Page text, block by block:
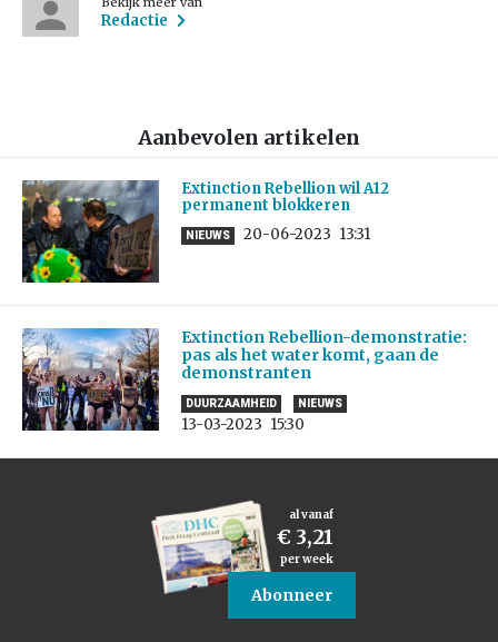
Redactie
Aanbevolen artikelen
Extinction Rebellion wil A12
permanent blokkeren
NIEUWS 20-06-2023 13:31
Extinction Rebellion-demonstratie:
pas als het water komt, gaan de
demonstranten
DUURZAAMHEID NIEUWS
13-03-2023 15:30
al vanaf
€ 3,21
per week
Abonneer